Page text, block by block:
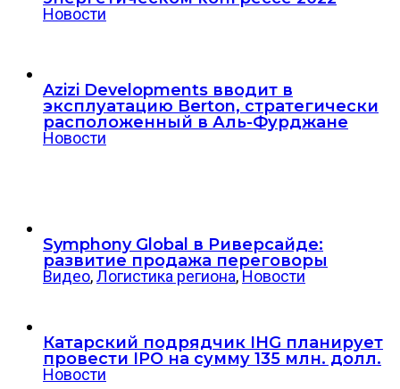
Новости
Azizi Developments вводит в
эксплуатацию Berton, стратегически
расположенный в Аль-Фурджане
Новости
Symphony Global в Риверсайде:
развитие продажа переговоры
Видео,Логистика региона, Новости
Катарский подрядчик IHG планирует
провести IPO на сумму 135 млн. долл.
Новости